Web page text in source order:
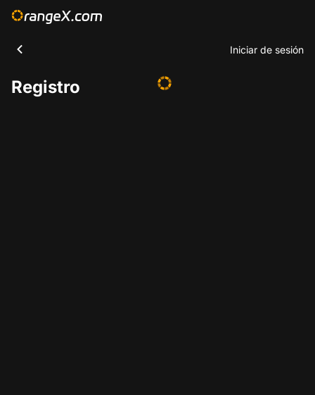
Iniciar de sesión
Registro